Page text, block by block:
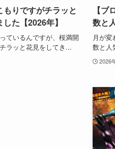
もりですがチラッと
た【2026年】
ているんですが、桜満開
ラッと花見をしてき...
【
数と
月が
数と人
2026